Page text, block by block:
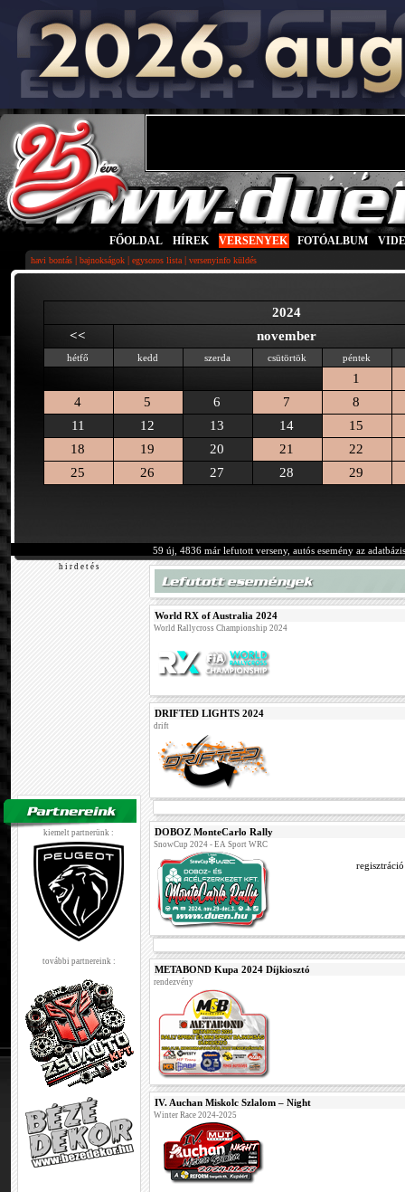
FŐOLDAL HÍREK VERSENYEK FOTÓALBUM
havi bontás | bajnokságok | egysoros lista | versenyinfo küldés
2024
<<
november
hétfő kedd szerda csütörtök péntek
1
4
5 6 7
8
11
12 13 14
15
18
19 20 21
22
25
26 27 28 29
59 új, 4836 már lefutott verseny, autós esemény az
h i r d e t é s
kiemelt partnerünk :
további partnereink :
World RX of Australia 2024
World Rallycross Championship 2024
DRIFTED LIGHTS 2024
drift
DOBOZ MonteCarlo Rally
SnowCup 2024 - EA Sport WRC
METABOND Kupa 2024 Díjkiosztó
rendezvény
IV. Auchan Miskolc Szlalom – Night
Winter Race 2024-2025